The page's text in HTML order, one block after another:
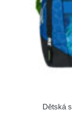
Dětská